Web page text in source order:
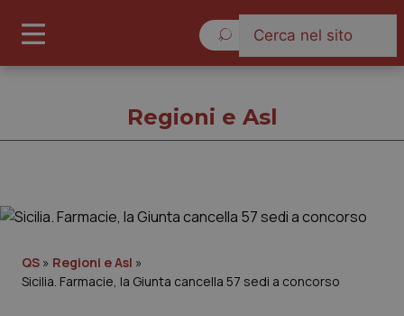
Cronache
Regioni e Asl
QS » Regioni e Asl »
Sicilia. Farmacie, la Giunta cancella 57 sedi a concorso